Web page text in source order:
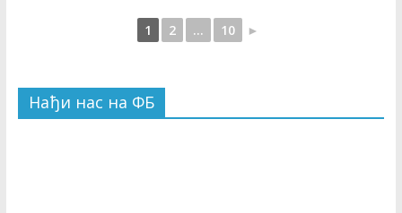
1 2 ... 10 ►
Нађи нас на ФБ